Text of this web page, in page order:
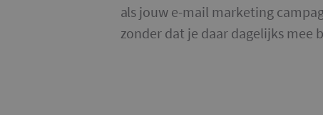
als jouw e-mail marketing
zonder dat je daar dagelijks mee